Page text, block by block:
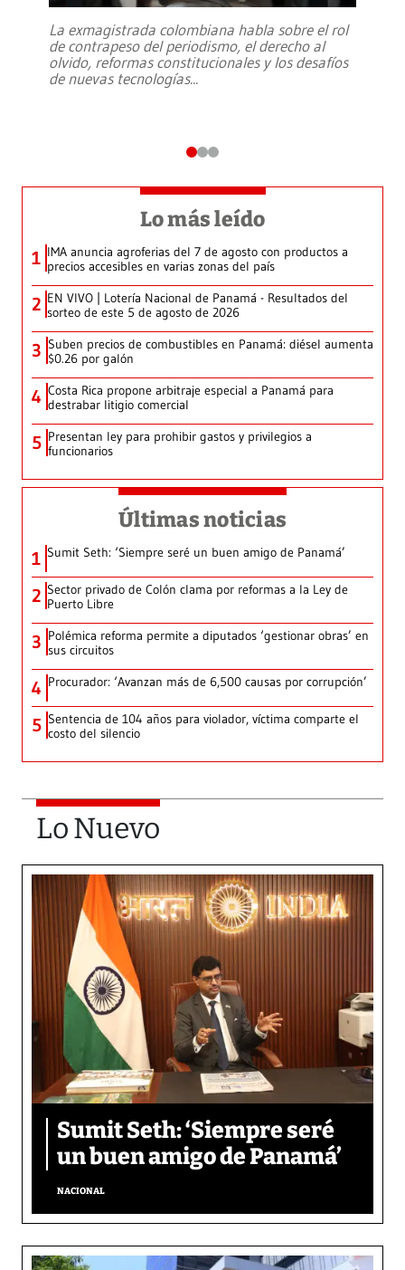
La exmagistrada colombiana habla sobre el rol
de contrapeso del periodismo, el derecho al
olvido, reformas constitucionales y los desafíos
de nuevas tecnologías...
Lo más leído
1 IMA anuncia agroferias del 7 de agosto con productos a
precios accesibles en varias zonas del país
2 EN VIVO | Lotería Nacional de Panamá - Resultados del
sorteo de este 5 de agosto de 2026
3 Suben precios de combustibles en Panamá: diésel aumenta
$0.26 por galón
4 Costa Rica propone arbitraje especial a Panamá para
destrabar litigio comercial
5 Presentan ley para prohibir gastos y privilegios a
funcionarios
Últimas noticias
1 Sumit Seth: ‘Siempre seré un buen amigo de Panamá’
2 Sector privado de Colón clama por reformas a la Ley de
Puerto Libre
3 Polémica reforma permite a diputados ‘gestionar obras’ en
sus circuitos
4 Procurador: ‘Avanzan más de 6,500 causas por corrupción’
5 Sentencia de 104 años para violador, víctima comparte el
costo del silencio
Lo Nuevo
Sumit Seth: ‘Siempre seré
un buen amigo de Panamá’
NACIONAL